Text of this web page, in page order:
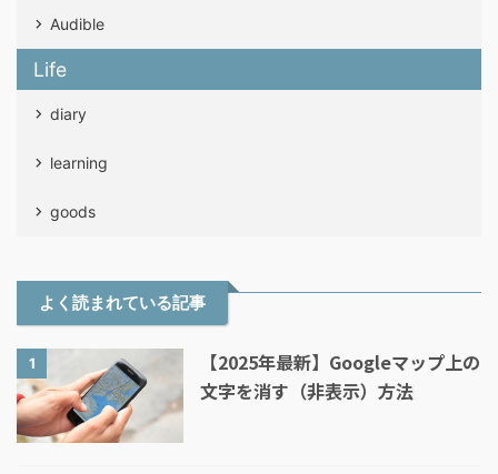
Audible
Life
diary
learning
goods
よく読まれている記事
1
【2025年最新】Googleマップ上の
文字を消す（非表示）方法